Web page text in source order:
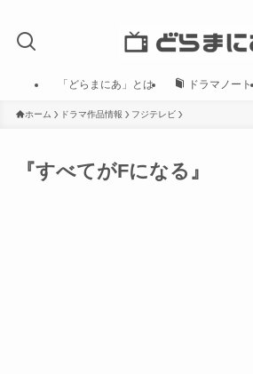
「どらまにあ」とは ドラマノート
ホーム ドラマ作品情報 フジテレビ
『すべてがFになる』